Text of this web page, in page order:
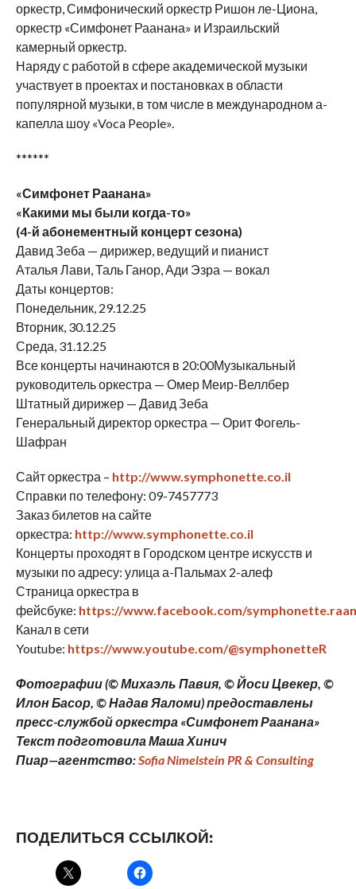
оркестр, Симфонический оркестр Ришон ле-Циона,
оркестр «Симфонет Раанана» и Израильский
камерный оркестр.
Наряду с работой в сфере академической музыки
участвует в проектах и постановках в области
популярной музыки, в том числе в международном а-
капелла шоу «Voca People».
******
«Симфонет Раанана»
«Какими мы были когда-то»
(4-й абонементный концерт сезона)
Давид Зеба — дирижер, ведущий и пианист
Аталья Лави, Таль Ганор, Ади Эзра — вокал
Даты концертов:
Понедельник, 29.12.25
Вторник, 30.12.25
Среда, 31.12.25
Все концерты начинаются в 20:00Музыкальный
руководитель оркестра — Омер Меир-Веллбер
Штатный дирижер — Давид Зеба
Генеральный директор оркестра — Орит Фогель-
Шафран
Сайт оркестра – http://www.symphonette.co.il
Справки по телефону: 09-7457773
Заказ билетов на сайте
оркестра: http://www.symphonette.co.il
Концерты проходят в Городском центре искусств и
музыки по адресу: улица а-Пальмах 2-алеф
Страница оркестра в
фейсбуке: https://www.facebook.com/
Канал в сети
Youtube: https://www.youtube.com/@symphonetteR
Фотографии (© Михаэль Павия, © Йоси Цвекер, ©
Илон Басор, © Надав Яаломи) предоставлены
пресс-службой оркестра «Симфонет Раанана»
Текст подготовила Маша Хинич
Пиар—агентство:Sofia Nimelstein PR & Consulting
ПОДЕЛИТЬСЯ ССЫЛКОЙ: